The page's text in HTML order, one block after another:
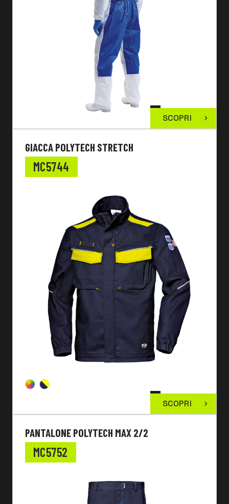
SCOPRI
GIACCA POLYTECH STRETCH
MC5744
SCOPRI
PANTALONE POLYTECH MAX 2/2
MC5752